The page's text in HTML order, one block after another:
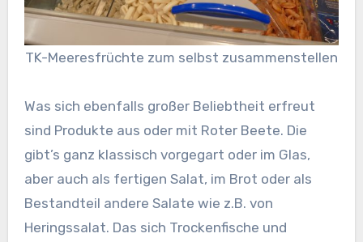
TK-Meeresfrüchte zum selbst zusammenstellen
Was sich ebenfalls großer Beliebtheit erfreut
sind Produkte aus oder mit Roter Beete. Die
gibt’s ganz klassisch vorgegart oder im Glas,
aber auch als fertigen Salat, im Brot oder als
Bestandteil andere Salate wie z.B. von
Heringssalat. Das sich Trockenfische und